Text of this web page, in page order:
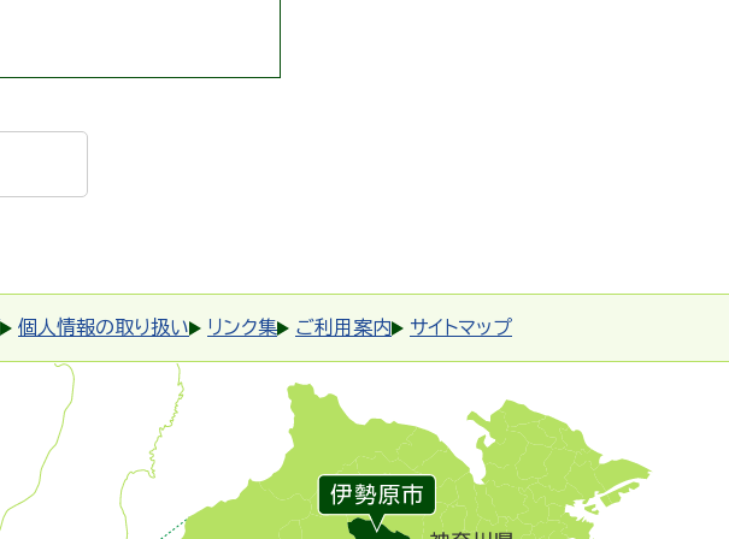
個人情報の取り扱い リンク集 ご利用案内 サイトマップ